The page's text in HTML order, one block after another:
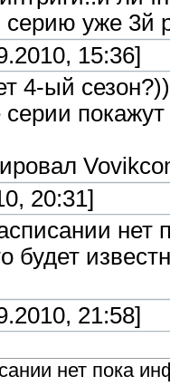
уже 3й
15:36]
4-ый
20:31]
будет
21:58]
нет пока